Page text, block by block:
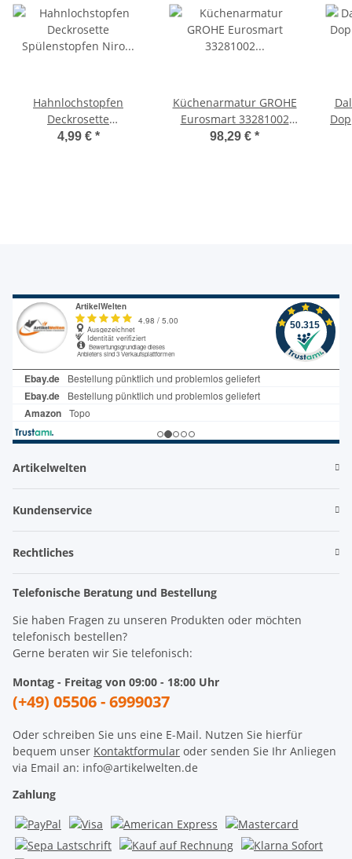
Hahnlochstopfen
Deckrosette
Spülenstopfen Niro Ø 42
4,99 € *
Küchenarmatur GROHE
Eurosmart 33281002
Einhand-
98,29 € *
Artikelwelten
Kundenservice
Rechtliches
Telefonische Beratung und Bestellung
Sie haben Fragen zu unseren Produkten oder möchten
telefonisch bestellen?
Gerne beraten wir Sie telefonisch:
Montag - Freitag von 09:00 - 18:00 Uhr
(+49) 05506 - 6999037
Oder schreiben Sie uns eine E-Mail. Nutzen Sie hierfür
bequem unser Kontaktformular oder senden Sie Ihr Anliegen
via Email an: info@artikelwelten.de
Zahlung